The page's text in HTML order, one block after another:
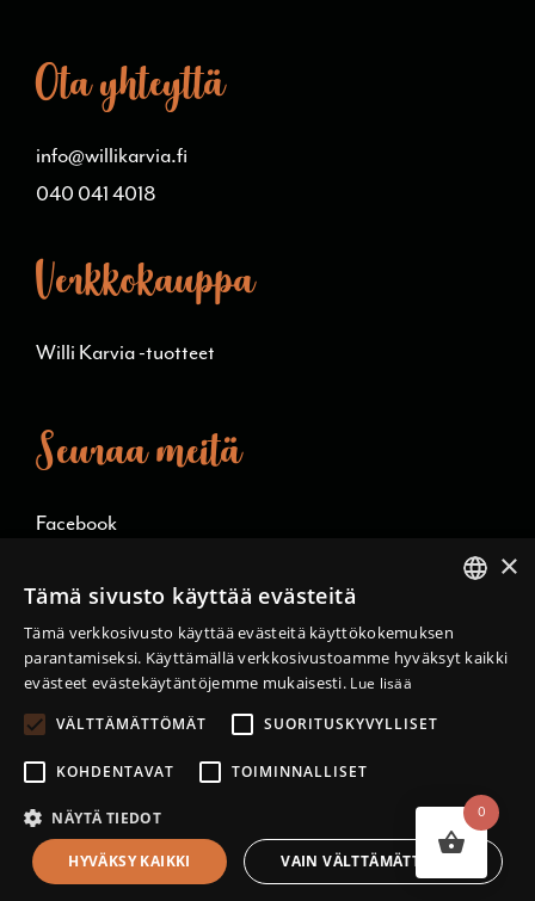
Ota yhteyttä
info@willikarvia.fi
040 041 4018
Verkkokauppa
Willi Karvia -tuotteet
Seuraa meitä
Facebook
Language/kieli
Suomi
© Willi Karvia |Designed and Released by Rock My Business®
0
FINNISH
ENGLISH
×
Tämä sivusto käyttää evästeitä
Tämä verkkosivusto käyttää evästeitä käyttökokemuksen
parantamiseksi. Käyttämällä verkkosivustoamme hyväksyt kaikki
evästeet evästekäytäntöjemme mukaisesti. Lue lisää
VÄLTTÄMÄTTÖMÄT
SUORITUSKYVYLLISET
KOHDENTAVAT TOIMINNALLISET
NÄYTÄ TIEDOT
HYVÄKSY KAIKKI VAIN VÄLTTÄMÄTTÖMÄT